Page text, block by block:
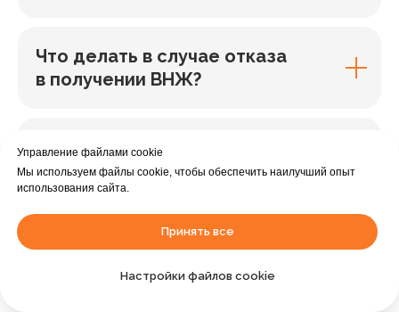
Что делать в случае отказа
в получении ВНЖ?
Какие налоги нужно платить
в Испании с ВНЖ?
Какой список документов?
не хватает?
Управление файлами cookie
Мы используем файлы cookie, чтобы обеспечить наилучший опыт
использования сайта.
Принять все
Настройки файлов cookie